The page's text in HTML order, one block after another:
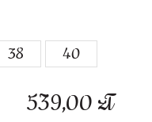
539,00 zł
38 40